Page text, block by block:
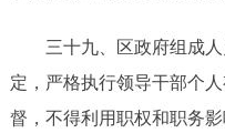
三十九、区政府组成
定，严格执行领导干部个
督，不得利用职权和职务